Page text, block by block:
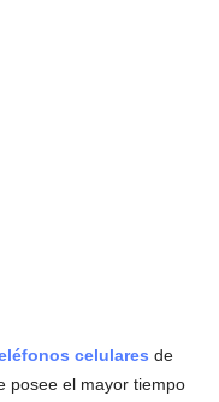
celulares de
posee el mayor tiempo